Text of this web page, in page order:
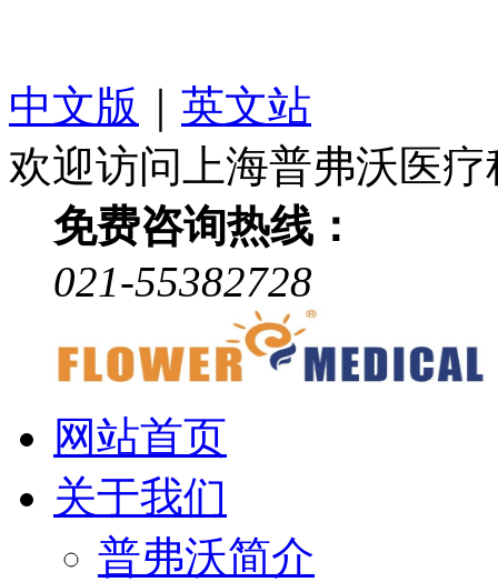
中文版
英文站
欢迎访问上海普弗沃医
免费咨询热线：
021-55382728
网站首页
关于我们
普弗沃简介